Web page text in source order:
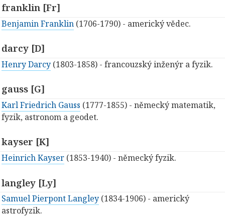
franklin [Fr]
Benjamin Franklin (1706-1790) - americký vědec.
darcy [D]
Henry Darcy (1803-1858) - francouzský inženýr a fyzik.
gauss [G]
Karl Friedrich Gauss (1777-1855) - německý matematik,
fyzik, astronom a geodet.
kayser [K]
Heinrich Kayser (1853-1940) - německý fyzik.
langley [Ly]
Samuel Pierpont Langley (1834-1906) - americký
astrofyzik.